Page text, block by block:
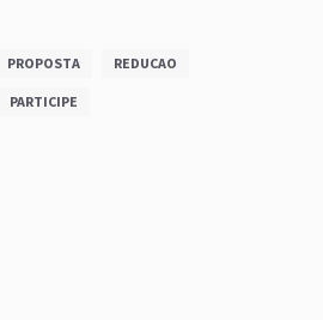
PROPOSTA REDUCAO
PARTICIPE